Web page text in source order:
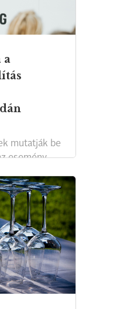
a
mutatják be
esemény